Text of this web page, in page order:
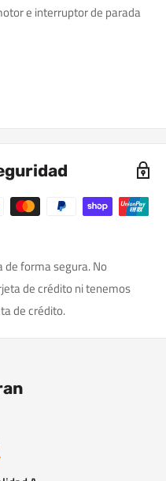
e interruptor de parada
de forma segura. No
de crédito ni tenemos
de crédito.